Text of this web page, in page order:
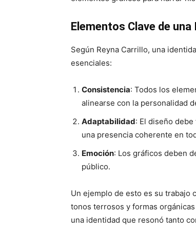
Elementos Clave de
Según Reyna Carrillo, una
esenciales:
Consistencia: Todos los
alinearse con la personalidad
Adaptabilidad: El diseño
una presencia coherente en
Emoción: Los gráficos deben
público.
Un ejemplo de esto es su trabajo
tonos terrosos y formas
una identidad que resonó tanto